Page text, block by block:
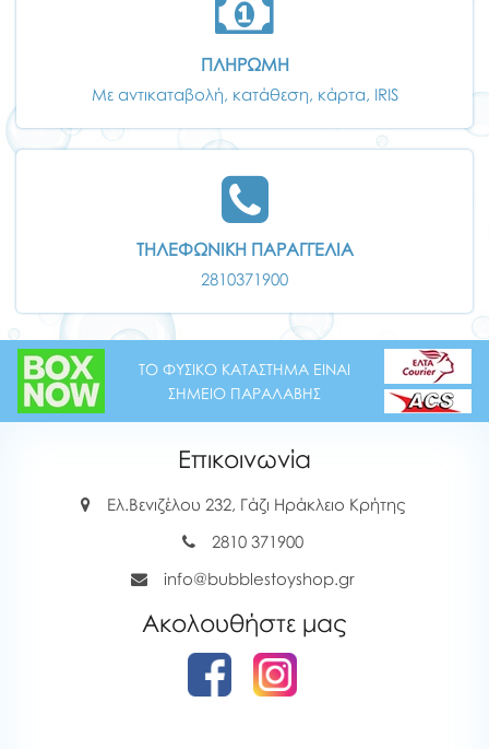
ΠΛΗΡΩΜΗ
Με αντικαταβολή, κατάθεση, κάρτα, IRIS
ΤΗΛΕΦΩΝΙΚΗ ΠΑΡΑΓΓΕΛΙΑ
2810371900
ΤΟ ΦΥΣΙΚΟ ΚΑΤΑΣΤΗΜΑ ΕΙΝΑΙ
ΣΗΜΕΙΟ ΠΑΡΑΛΑΒΗΣ
Επικοινωνία
Ελ.Βενιζέλου 232, Γάζι Ηράκλειο Κρήτης
2810 371900
info@bubblestoyshop.gr
Ακολουθήστε μας